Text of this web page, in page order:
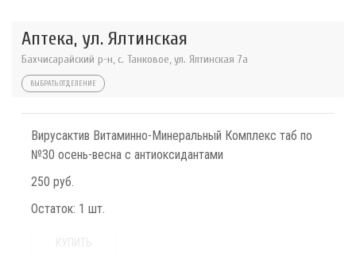
Аптека, ул. Ялтинская
Бахчисарайский р-н, с. Танковое, ул. Ялтинская 7а
ВЫБРАТЬ ОТДЕЛЕНИЕ
Вирусактив Витаминно-Минеральный Комплекс таб по
№30 осень-весна с антиоксидантами
250 руб.
Остаток: 1 шт.